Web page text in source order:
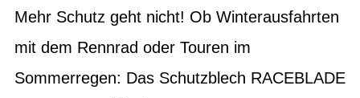
Mehr Schutz geht nicht! Ob Winterausfahrten
mit dem Rennrad oder Touren im
Sommerregen: Das Schutzblech RACEBLADE